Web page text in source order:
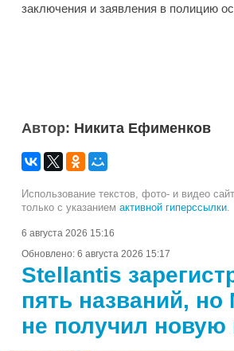
заключения и заявления в полицию
Автор: Никита Ефименков
Использование текстов, фото- и видео
только с указанием активной гиперссылки
6 августа 2026 15:16
Обновлено: 6 августа 2026 15:17
Stellantis
пять названий, но
не получил